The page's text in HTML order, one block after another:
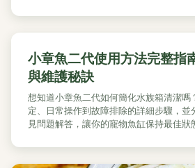
小章魚二代使用方法完整指
與維護秘訣
想知道小章魚二代如何簡化水族箱清潔嗎
定、日常操作到故障排除的詳細步驟，並
見問題解答，讓你的寵物魚缸保持最佳狀